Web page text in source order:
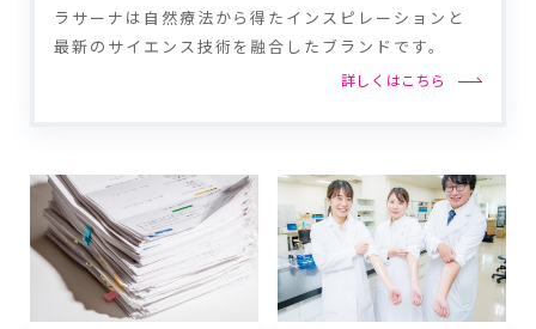
ラサーナは自然療法から得たインスピレーションと
最新のサイエンス技術を融合したブランドです。
詳しくはこちら